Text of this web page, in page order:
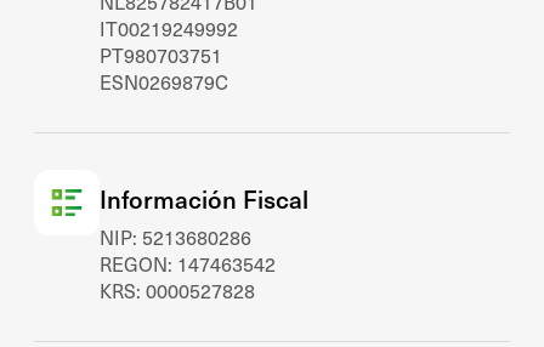
IT00219249992
PT980703751
ESN0269879C
Información Fiscal
NIP: 5213680286
REGON: 147463542
KRS: 0000527828